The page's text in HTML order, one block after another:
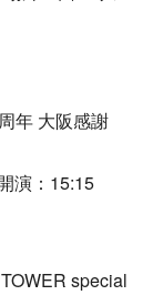
年 大阪感謝
演：15:15
special